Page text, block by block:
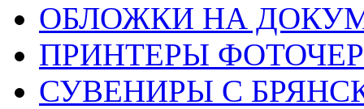
ОБЛОЖКИ НА
ПРИНТЕРЫ
СУВЕНИРЫ С